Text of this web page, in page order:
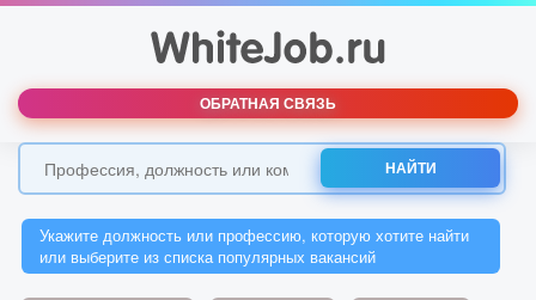
ОБРАТНАЯ СВЯЗЬ
НАЙТИ
Укажите должность или профессию, которую хотите найти
или выберите из списка популярных вакансий